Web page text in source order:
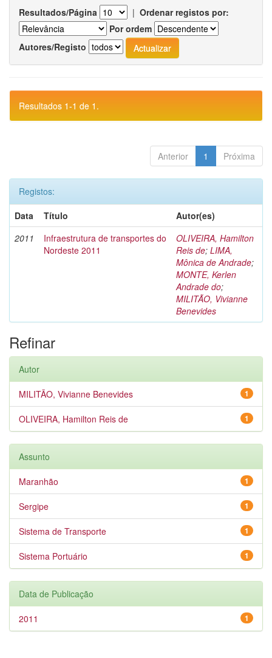
Resultados/Página | Ordenar registos por:
Por ordem
Autores/Registo
Resultados 1-1 de 1.
Anterior 1 Próxima
Registos:
Data
Título
Autor(es)
2011
Infraestrutura de transportes do
Nordeste 2011
OLIVEIRA, Hamilton
Reis de; LIMA,
Mônica de Andrade;
MONTE, Kerlen
Andrade do;
MILITÃO, Vivianne
Benevides
Refinar
Autor
1
MILITÃO, Vivianne Benevides
1
OLIVEIRA, Hamilton Reis de
Assunto
1
Maranhão
1
Sergipe
1
Sistema de Transporte
1
Sistema Portuário
Data de Publicação
1
2011